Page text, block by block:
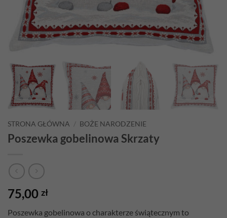
STRONA GŁÓWNA / BOŻE NARODZENIE
Poszewka gobelinowa Skrzaty
75,00 zł
Poszewka gobelinowa o charakterze świątecznym to